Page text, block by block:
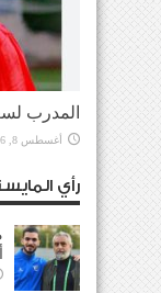
المدرب
أغسطس 8, 2026
رأي